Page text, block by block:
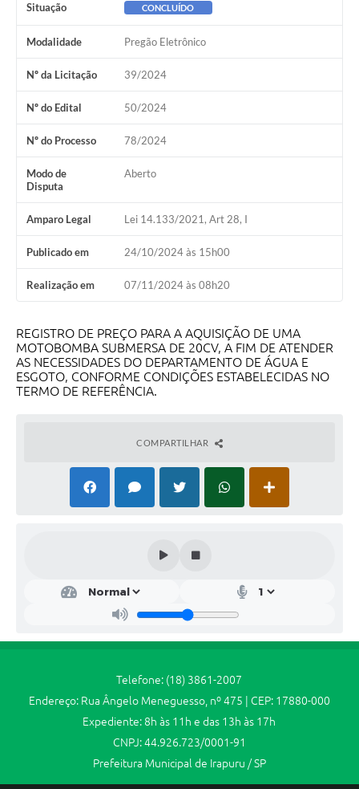
Turismo
Obras
Galeria de Vídeos
Secretarias
Projetos
Contas Públicas
Editais
Links
Telefones Úteis
A Prefeitura
Situação CONCLUÍDO
Modalidade Pregão Eletrônico
Nº da Licitação 39/2024
Nº do Edital 50/2024
Nº do Processo 78/2024
Modo de
Disputa
Aberto
Amparo Legal Lei 14.133/2021, Art 28, I
Publicado em 24/10/2024 às 15h00
Realização em 07/11/2024 às 08h20
REGISTRO DE PREÇO PARA A AQUISIÇÃO DE UMA
MOTOBOMBA SUBMERSA DE 20CV, A FIM DE ATENDER
AS NECESSIDADES DO DEPARTAMENTO DE ÁGUA E
ESGOTO, CONFORME CONDIÇÕES ESTABELECIDAS NO
TERMO DE REFERÊNCIA.
COMPARTILHAR
Telefone: (18) 3861-2007
Endereço: Rua Ângelo Meneguesso, nº 475 | CEP: 17880-000
Expediente: 8h às 11h e das 13h às 17h
CNPJ: 44.926.723/0001-91
Prefeitura Municipal de Irapuru / SP